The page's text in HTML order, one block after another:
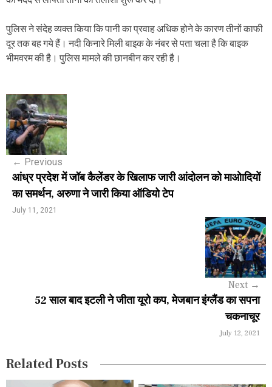
पुलिस ने संदेह व्यक्त किया कि पानी का प्रवाह अधिक होने के कारण तीनों काफी
दूर तक बह गये हैं। नदी किनारे मिली बाइक के नंबर से पता चला है कि बाइक
भीमवरम की है। पुलिस मामले की छानबीन कर रही है।
P
o
s
n
a
o
← Previous
आंध्र प्रदेश में जॉब कैलेंडर के खिलाफ जारी आंदोलन को माओादियों
का समर्थन, अरुणा ने जारी किया ऑडियो टेप
July 11, 2021
Next →
52 साल बाद इटली ने जीता यूरो कप, मेजबान इंग्लैंड का सपना
चकनाचूर
July 12, 2021
Related Posts